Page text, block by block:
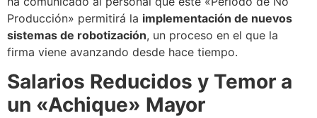
Producción» permitirá la implementación de nuevos
sistemas de robotización, un proceso en el que la
firma viene avanzando desde hace tiempo.
Salarios Reducidos y Temor a
un «Achique» Mayor